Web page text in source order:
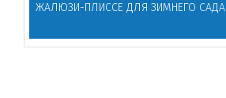
ЖАЛЮЗИ-ПЛИССЕ ДЛЯ ЗИМНЕГО САДА